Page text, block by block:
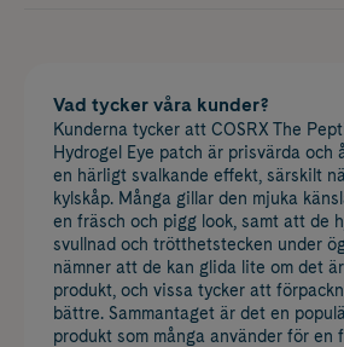
Vad tycker våra kunder?
Kunderna tycker att COSRX The
Hydrogel Eye patch är prisvärda och
en härligt svalkande effekt, särskilt
kylskåp. Många gillar den mjuka
en fräsch och pigg look, samt att de
svullnad och trötthetstecken under
nämner att de kan glida lite om det
produkt, och vissa tycker att
bättre. Sammantaget är det en
produkt som många använder för en